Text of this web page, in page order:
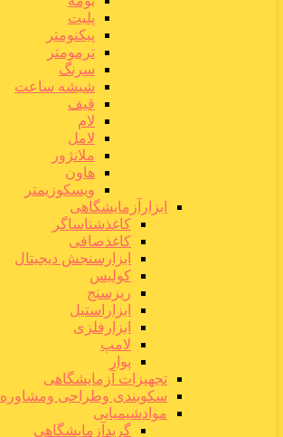
پلیت
پیکنومتر
ترمومتر
سرنگ
شیشه ساعت
قیف
لام
لامل
ملانژور
هاون
ویسکوزیمتر
ابزارآزمایشگاهی
کاغذشناساگر
کاغذصافی
ابزارسنجش دیجیتال
کولیس
ریزسنج
ابزاراستیل
ابزارفلزی
لامپ
پوار
تجهیزات آزمایشگاهی
سکوبندی وطراحی ومشاوره
موادشیمیایی
گریدآزمایشگاهی